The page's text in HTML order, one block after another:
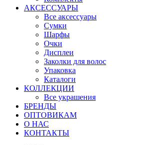
АКСЕССУАРЫ
Все аксессуары
Сумки
Шарфы
Очки
Дисплеи
Заколки для волос
Упаковка
Каталоги
КОЛЛЕКЦИИ
Все украшения
БРЕНДЫ
ОПТОВИКАМ
О НАС
КОНТАКТЫ